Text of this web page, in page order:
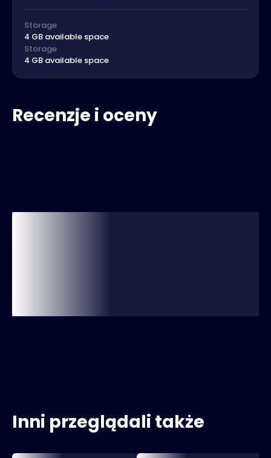
Storage
4 GB available space
Storage
4 GB available space
Recenzje i oceny
Inni przeglądali także